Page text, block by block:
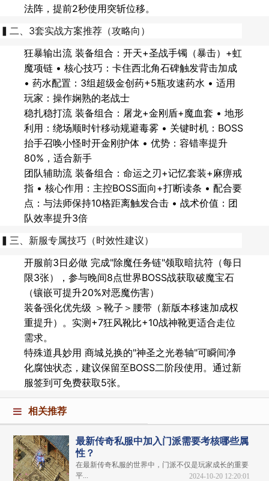
法阵，提前2秒使用突斩位移。
▍二、3套实战方案推荐（攻略向）
狂暴输出流 装备组合：开天+圣战手镯（暴击）+虹
魔项链 • 核心技巧：卡住西北角石碑触发背击加成
• 药水配置：3组超级金创药+5瓶攻速药水 • 适用
玩家：操作娴熟的老战士
稳扎稳打流 装备组合：屠龙+金刚盾+魔血套 • 地形
利用：绕场顺时针移动规避毒雾 • 关键时机：BOSS
抬手召唤小怪时开金刚护体 • 优势：容错率提升
80%，适合新手
团队辅助流 装备组合：命运之刃+记忆套装+麻痹戒
指 • 核心作用：主控BOSS面向+打断读条 • 配合要
点：与法师保持10格距离触发合击 • 战术价值：团
队效率提升3倍
▍三、新服专属技巧（时效性建议）
开服前3日必做 完成"除魔任务链"领取暗抗符（每日
限3张），参与晚间8点世界BOSS战获取破魔宝石
（镶嵌可提升20%对恶魔伤害）
装备强化优先级 ＞靴子＞腰带（新版本移速加成权
重提升）。实测+7狂风靴比+10战神靴更适合走位
需求。
特殊道具妙用 商城兑换的"神圣之光卷轴"可瞬间净
化腐蚀状态，建议保留至BOSS二阶段使用。通过新
服签到可免费获取5张。
相关推荐
最新传奇私服中加入门派需要考核哪些属
性？
在最新传奇私服的世界中，门派不仅是玩家成长的重要
平...
2024-10-20 12:20:01